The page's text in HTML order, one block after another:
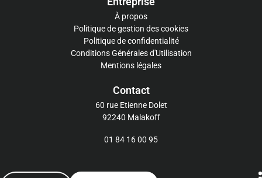
À propos
Politique de gestion des cookies
Politique de confidentialité
Conditions Générales d'Utilisation
Mentions légales
Contact
60 rue Etienne Dolet
92240 Malakoff
01 84 16 00 95